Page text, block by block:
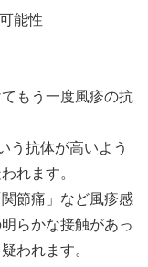
能性
もう一度風疹の抗
う抗体が高いよう
れます。
節痛」など風疹感
らかな接触があっ
われます。